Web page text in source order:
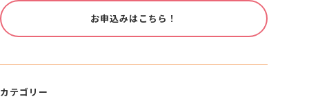
お申込みはこちら！
カテゴリー